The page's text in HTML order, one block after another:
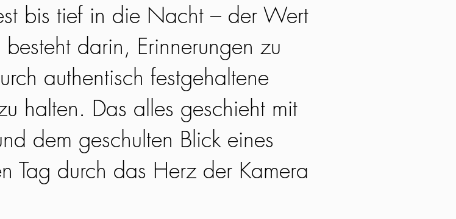
bis tief in die Nacht – der Wert
darin, Erinnerungen zu
authentisch festgehaltene
halten. Das alles geschieht mit
dem geschulten Blick eines
Tag durch das Herz der Kamera